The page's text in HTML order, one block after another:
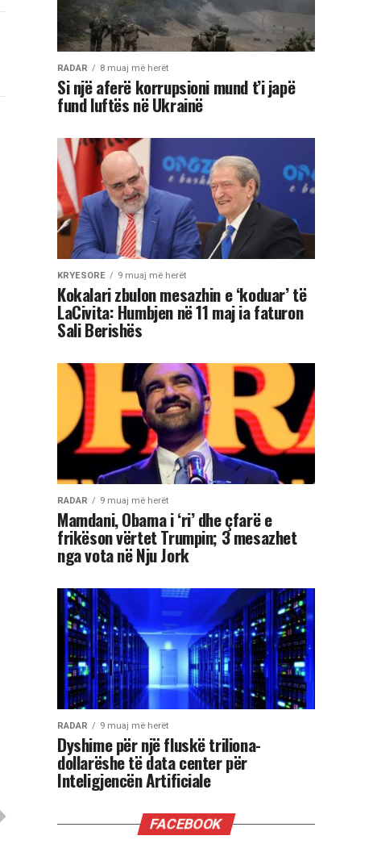
RADAR 8 muaj më herët
Si një aferë korrupsioni mund t’i japë
fund luftës në Ukrainë
KRYESORE 9 muaj më herët
Kokalari zbulon mesazhin e ‘koduar’ të
LaCivita: Humbjen në 11 maj ia faturon
Sali Berishës
RADAR 9 muaj më herët
Mamdani, Obama i ‘ri’ dhe çfarë e
frikëson vërtet Trumpin; 3 mesazhet
nga vota në Nju Jork
RADAR 9 muaj më herët
Dyshime për një fluskë triliona-
dollarëshe të data center për
Inteligjencën Artificiale
FACEBOOK